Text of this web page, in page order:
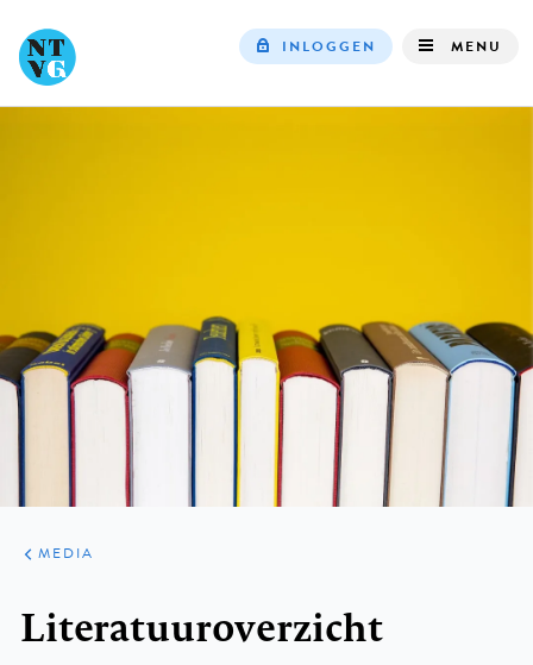
INLOGGEN MENU
ARTIKELEN
VARIA
MEDIA
Literatuuroverzicht